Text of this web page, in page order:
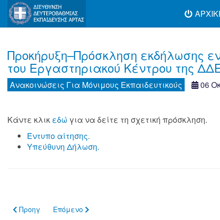
Προκήρυξη–Πρόσκληση εκδήλωσης
του Εργαστηριακού Κέντρου της
Aνακοινώσεις Για Μόνιμους Εκπαιδευτικούς 06
Κάντε κλικ εδώ για να δείτε τη σχετική πρόσκληση.
Έντυπο αίτησης.
Υπεύθυνη Δήλωση.
Προηγούμενο άρθρο: ΟΡΙΣΤΙΚΟΠΟΙΗΣΗ ΔΕΚΤΩΝ ΚΑΙ ΜΗ
Προηγ Επόμενο άρθρο: Τοποθέτηση Διευθυντή/ντριας
Επόμενο